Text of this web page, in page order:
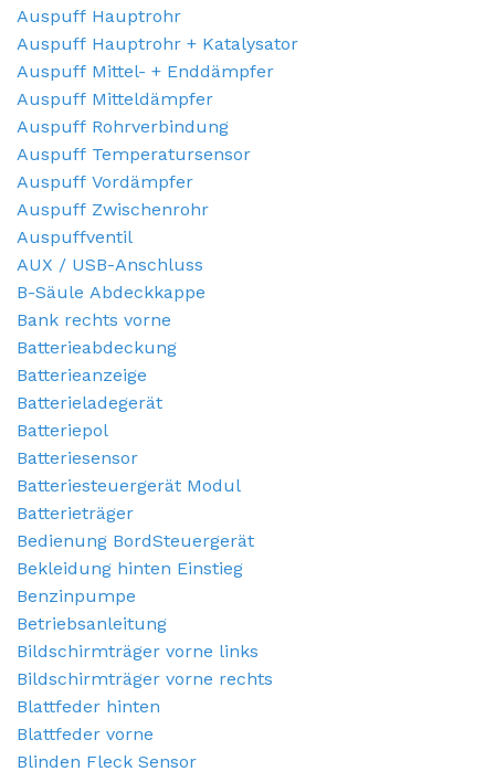
Auspuff Hauptrohr
Auspuff Hauptrohr + Katalysator
Auspuff Mittel- + Enddämpfer
Auspuff Mitteldämpfer
Auspuff Rohrverbindung
Auspuff Temperatursensor
Auspuff Vordämpfer
Auspuff Zwischenrohr
Auspuffventil
AUX / USB-Anschluss
B-Säule Abdeckkappe
Bank rechts vorne
Batterieabdeckung
Batterieanzeige
Batterieladegerät
Batteriepol
Batteriesensor
Batteriesteuergerät Modul
Batterieträger
Bedienung BordSteuergerät
Bekleidung hinten Einstieg
Benzinpumpe
Betriebsanleitung
Bildschirmträger vorne links
Bildschirmträger vorne rechts
Blattfeder hinten
Blattfeder vorne
Blinden Fleck Sensor